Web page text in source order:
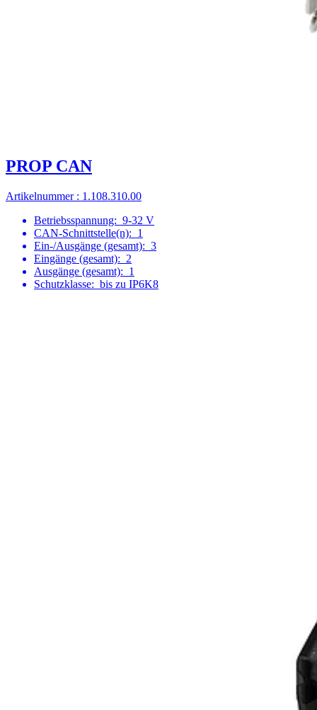
PROP CAN
Artikelnummer : 1.108.310.00
Betriebsspannung: 9-32 V
CAN-Schnittstelle(n): 1
Ein-/Ausgänge (gesamt): 3
Eingänge (gesamt): 2
Ausgänge (gesamt): 1
Schutzklasse: bis zu IP6K8